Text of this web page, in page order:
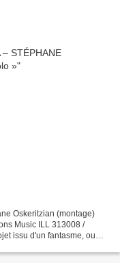
Oskeritzian (montage)
Music ILL 313008 /
issu d'un fantasme, ou